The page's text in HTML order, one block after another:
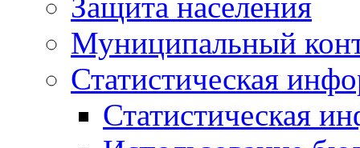
Муниципальный
Статистическая
Статистическая